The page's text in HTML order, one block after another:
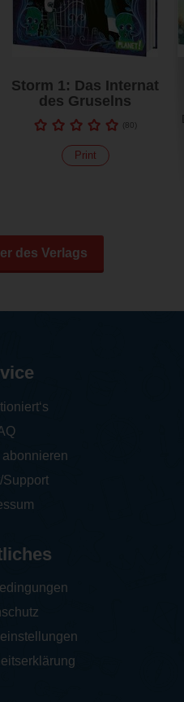
Storm 1: Das Internat
des Gruselns
(80)
Print
des Verlags
abonnieren
Support